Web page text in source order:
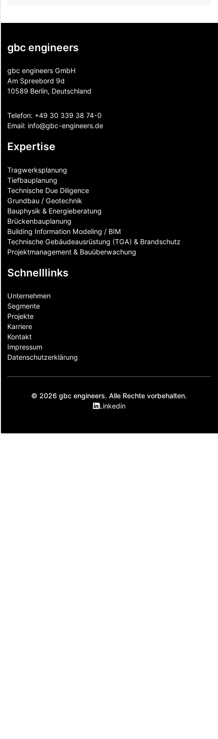
gbc engineers
gbc engineers GmbH
Am Spreebord 9d
10589 Berlin, Deutschland
Telefon: +49 30 339 38 74-0
Email: info@gbc-engineers.de
Expertise
Tragwerksplanung
Tiefbauplanung
Technische Due Diligence
Grundbau / Geotechnik
Bauphysik & Energieberatung
Brückenbauplanung
Building Information Modeling / BIM
Technische Gebäudeausrüstung (TGA) & Brandschutz
Projektmanagement & Bauüberwachung
Schnelllinks
Unternehmen
Segmente
Projekte
Karriere
Kontakt
Impressum
Datenschutzerklärung
© 2026 gbc engineers. Alle Rechte vorbehalten.
Linkedin